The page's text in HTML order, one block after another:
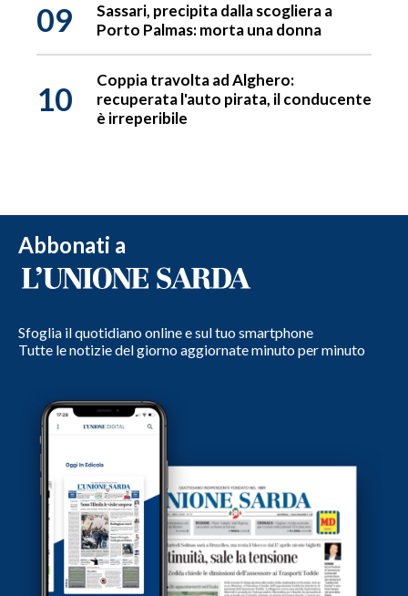
09
Sassari, precipita dalla scogliera a
Porto Palmas: morta una donna
10
Coppia travolta ad Alghero:
recuperata l'auto pirata, il conducente
è irreperibile
Abbonati a
Sfoglia il quotidiano online e sul tuo smartphone
Tutte le notizie del giorno aggiornate minuto per minuto